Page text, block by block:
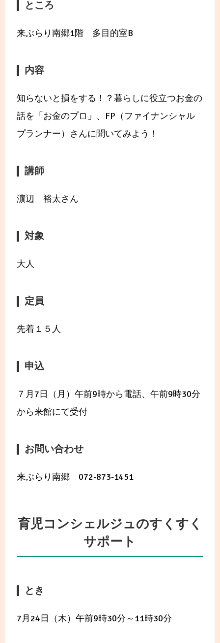
ところ
来ぶらり南郷1階 多目的室B
内容
知らないと損をする！？暮らしに役立つお金の
話を「お金のプロ」、FP（ファイナンシャル
プランナー）さんに聞いてみよう！
講師
濵辺 裕太さん
対象
大人
定員
先着１５人
申込
７月7日（月）午前9時から電話、午前9時30分
から来館にて受付
お問い合わせ
来ぶらり南郷 072-873-1451
育児コンシェルジュのすくすく
サポート
とき
7月24日（木）午前9時30分～11時30分